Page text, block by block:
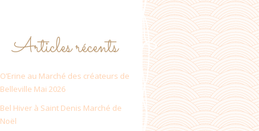
Articles récents
O’Erine au Marché des créateurs de
Belleville Mai 2026
Bel Hiver à Saint Denis Marché de
Noël